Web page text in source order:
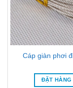
Cáp giàn phơi
ĐẶT HÀNG